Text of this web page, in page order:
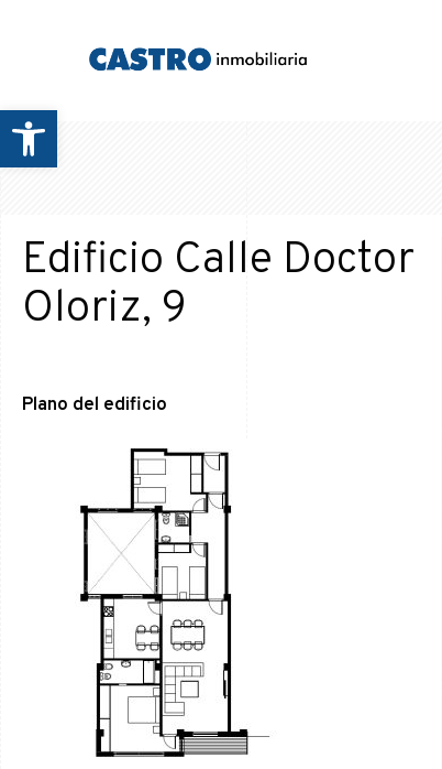
Abrir barra de herramientas
Edificio Calle Doctor
Oloriz, 9
Plano del edificio